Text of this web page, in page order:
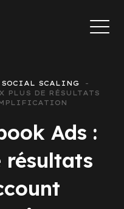
SOCIAL SCALING
PLUS DE RÉSULTATS
Ads :
résultats